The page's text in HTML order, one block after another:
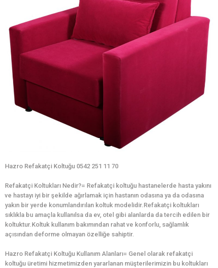
Hazro Refakatçi Koltuğu 0542 251 11 70
Refakatçi Koltukları Nedir?= Refakatçi koltuğu hastanelerde hasta yakını
ve hastayı iyi bir şekilde ağırlamak için hastanın odasına ya da odasına
yakın bir yerde konumlandırılan koltuk modelidir.Refakatçi koltukları
sıklıkla bu amaçla kullanılsa da ev, otel gibi alanlarda da tercih edilen bir
koltuktur.Koltuk kullanım bakımından rahat ve konforlu, sağlamlık
açısından deforme olmayan özelliğe sahiptir.
Hazro Refakatçi Koltuğu Kullanım Alanları= Genel olarak refakatçi
koltuğu üretimi hizmetimizden yararlanan müşterilerimizin bu koltukları